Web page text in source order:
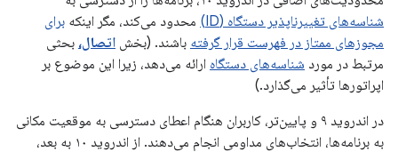
شناسه‌های تغییرناپذیر دستگاه (ID)
محدود می‌کند، مگر اینکه برای
مجوزهای ممتاز در فهرست قرار گرفته باشند. (بخش اتصال، بحثی
مرتبط در مورد شناسه‌های دستگاه ارائه می‌دهد، زیرا این موضوع بر
اپراتورها تأثیر می‌گذارد.)
در اندروید ۹ و پایین‌تر، کاربران هنگام اعطای دسترسی به موقعیت مکانی
به برنامه‌ها، انتخاب‌های مداومی انجام می‌دهند. از اندروید ۱۰ به بعد،